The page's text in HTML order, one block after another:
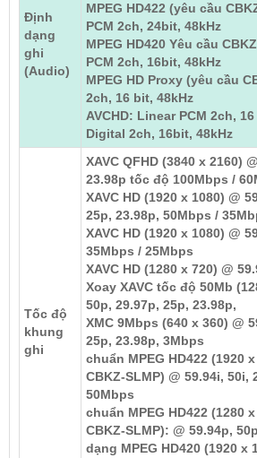
Định
dạng
ghi
(Audio)
MPEG HD422 (yêu cầu
PCM 2ch, 24bit, 48kHz
MPEG HD420 Yêu cầu
PCM 2ch, 16bit, 48kHz
MPEG HD Proxy (yêu cầu
2ch, 16 bit, 48kHz
AVCHD: Linear PCM 2ch,
Digital 2ch, 16bit, 48kHz
Tốc độ
khung
ghi
XAVC QFHD (3840 x 2160)
23.98p tốc độ 100Mbps /
XAVC HD (1920 x 1080) @
25p, 23.98p, 50Mbps /
XAVC HD (1920 x 1080) @
35Mbps / 25Mbps
XAVC HD (1280 x 720) @
Xoay XAVC tốc độ 50Mb
50p, 29.97p, 25p, 23.98p,
XMC 9Mbps (640 x 360) @
25p, 23.98p, 3Mbps
chuẩn MPEG HD422 (1920
CBKZ-SLMP) @ 59.94i, 50i,
50Mbps
chuẩn MPEG HD422 (1280
CBKZ-SLMP): @ 59.94p,
dạng MPEG HD420 (1920 x